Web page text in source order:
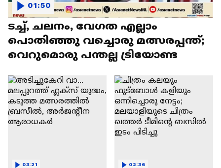
ടച്ച്, ചലനം, വേഗത എല്ലാം
പൊതിഞ്ഞു വച്ചൊരു മത്സരപ്പന്ത്;
വെറുമൊരു പന്തല്ല ട്രിയോണ്ട
01:50
03:21 02:36